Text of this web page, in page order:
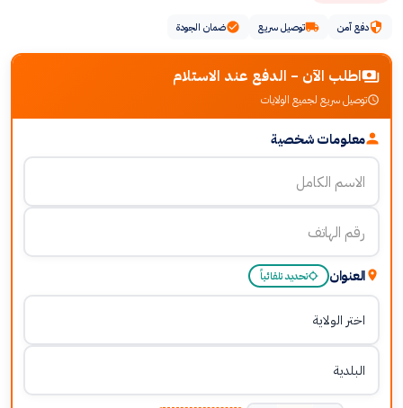
دفع آمن توصيل سريع ضمان الجودة
اطلب الآن - الدفع عند الاستلام
توصيل سريع لجميع الولايات
معلومات شخصية
العنوان تحديد تلقائياً